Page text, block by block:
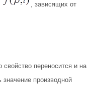
, зависящих от
переносится и на
производной